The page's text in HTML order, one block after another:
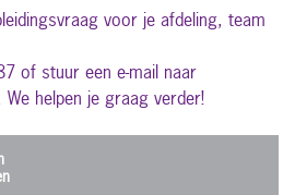
voor je afdeling, team
of stuur een e-mail naar
We helpen je graag verder!